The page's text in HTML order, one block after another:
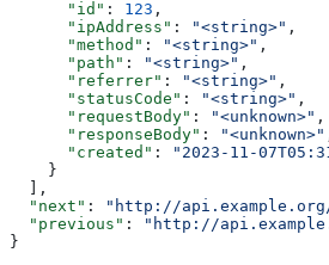
      "id"
: 123 ,
      "ipAddress"
: "<string>" ,
      "method"
: "<string>" ,
      "path"
: "<string>" ,
      "referrer"
: "<string>" ,
      "statusCode"
: "<string>" ,
      "requestBody"
: "<unknown>" ,
      "responseBody"
: "<unknown>"
      "created"
:
"2023-11-
    }
  ],
  "next"
: "http://api.example.org/
  "previous"
:
"http://
}